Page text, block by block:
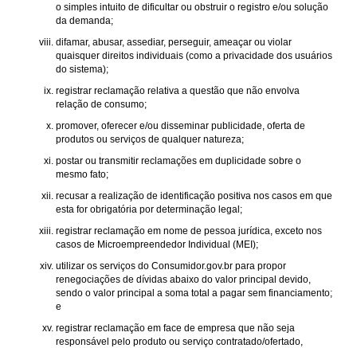
o simples intuito de dificultar ou obstruir o registro e/ou solução
da demanda;
difamar, abusar, assediar, perseguir, ameaçar ou violar
quaisquer direitos individuais (como a privacidade dos usuários
do sistema);
registrar reclamação relativa a questão que não envolva
relação de consumo;
promover, oferecer e/ou disseminar publicidade, oferta de
produtos ou serviços de qualquer natureza;
postar ou transmitir reclamações em duplicidade sobre o
mesmo fato;
recusar a realização de identificação positiva nos casos em que
esta for obrigatória por determinação legal;
registrar reclamação em nome de pessoa jurídica, exceto nos
casos de Microempreendedor Individual (MEI);
utilizar os serviços do Consumidor.gov.br para propor
renegociações de dívidas abaixo do valor principal devido,
sendo o valor principal a soma total a pagar sem financiamento;
e
registrar reclamação em face de empresa que não seja
responsável pelo produto ou serviço contratado/ofertado,